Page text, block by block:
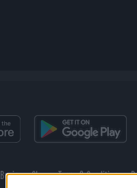
Business Class Terms & Conditions